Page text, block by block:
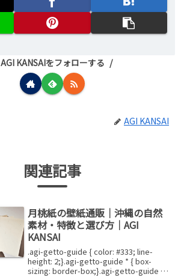
AGI KANSAIをフォローする
AGI KANSAI
関連記事
月桃紙の壁紙通販｜沖縄の自然
素材・特徴と選び方｜AGI
KANSAI
.agi-getto-guide { color: #333; line-
height: 2;}.agi-getto-guide * { box-
sizing: border-box;}.agi-getto-guide a {